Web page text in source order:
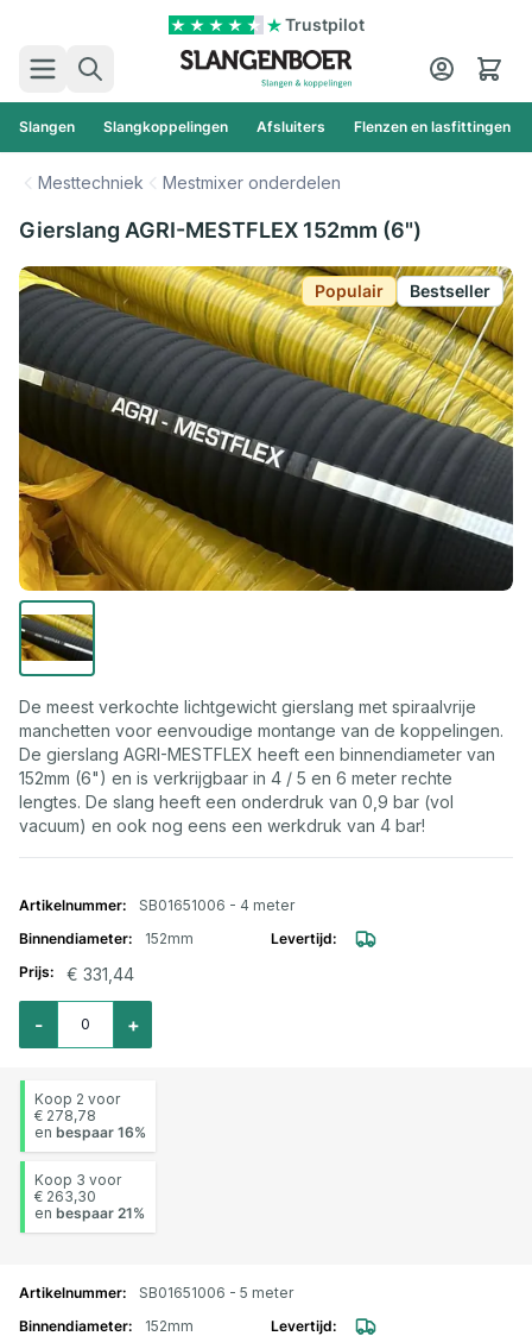
Trustpilot
Zoek
Cart
Slangen Slangkoppelingen Afsluiters Flenzen en lasfittingen
Mesttechniek Mestmixer onderdelen
Gierslang AGRI-MESTFLEX 152mm (6")
Populair Bestseller
De meest verkochte lichtgewicht gierslang met spiraalvrije
manchetten voor eenvoudige montange van de koppelingen.
De gierslang AGRI-MESTFLEX heeft een binnendiameter van
152mm (6") en is verkrijgbaar in 4 / 5 en 6 meter rechte
lengtes. De slang heeft een onderdruk van 0,9 bar (vol
vacuum) en ook nog eens een werkdruk van 4 bar!
SB01651006 - 4 meter
152mm
€ 331,44
Aantal voor Gierslang AGRI-MESTFLEX 152mm (6") L=4mtr
+
-
Koop 2 voor
€ 278,78
en bespaar 16%
Koop 3 voor
€ 263,30
en bespaar 21%
SB01651006 - 5 meter
152mm